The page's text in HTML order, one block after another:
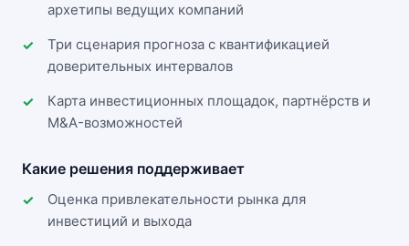
архетипы ведущих компаний
Три сценария прогноза с квантификацией
доверительных интервалов
Карта инвестиционных площадок, партнёрств и
M&A-возможностей
Какие решения поддерживает
Оценка привлекательности рынка для
инвестиций и выхода